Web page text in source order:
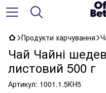
Продукти харчування
Чай Чайні
листовий 500 г
Артикул: 1001.1.5КН5